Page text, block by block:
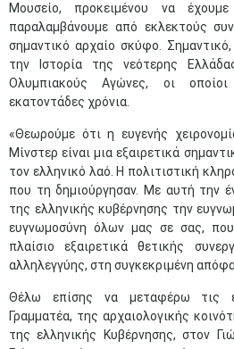
Μουσείο, προκειμένου να
παραλαμβάνουμε από εκλεκτούς
σημαντικό αρχαίο σκύφο.
την Ιστορία της νεότερης
Ολυμπιακούς Αγώνες, οι
εκατοντάδες χρόνια.
«Θεωρούμε ότι η ευγενής
Μίνστερ είναι μια εξαιρετικά
τον ελληνικό λαό. Η πολιτιστική
που τη δημιούργησαν. Με αυτή την
της ελληνικής κυβέρνησης την
ευγνωμοσύνη όλων μας σε σας,
πλαίσιο εξαιρετικά θετικής
αλληλεγγύης, στη συγκεκριμένη
Θέλω επίσης να μεταφέρω τις
Γραμματέα, της αρχαιολογικής
της ελληνικής Κυβέρνησης, στον